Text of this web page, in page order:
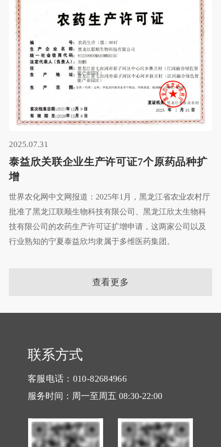
额，其泰乐菌素系列产品产量占全球相关产品市场份额的
60% 以上。如此庞大的产能基础，让多维医药集团成为全
球兽药供应链中不可或缺的关键力量，为全球养殖行业的
用药需求提供了坚实保障。
2025.07.31
泰益欣关联企业生产许可证7个原药品种扩
增
世界农化网中文网报道：2025年1月，黑龙江省农业农村厅
批准了黑龙江联顺生物科技有限公司、黑龙江欣太生物科
技有限公司的农药生产许可证扩增申请，这两家公司以及
行业熟知的宁夏泰益欣均隶属于多维医药集团。
查看更多
联系方式
客服电话：010-82684966
服务时间：周一至周五 08:30-22:00